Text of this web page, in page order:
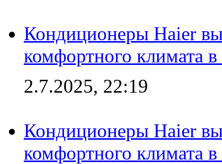
Кондиционеры Haier
комфортного климата
2.7.2025, 22:19
Кондиционеры Haier
комфортного климата